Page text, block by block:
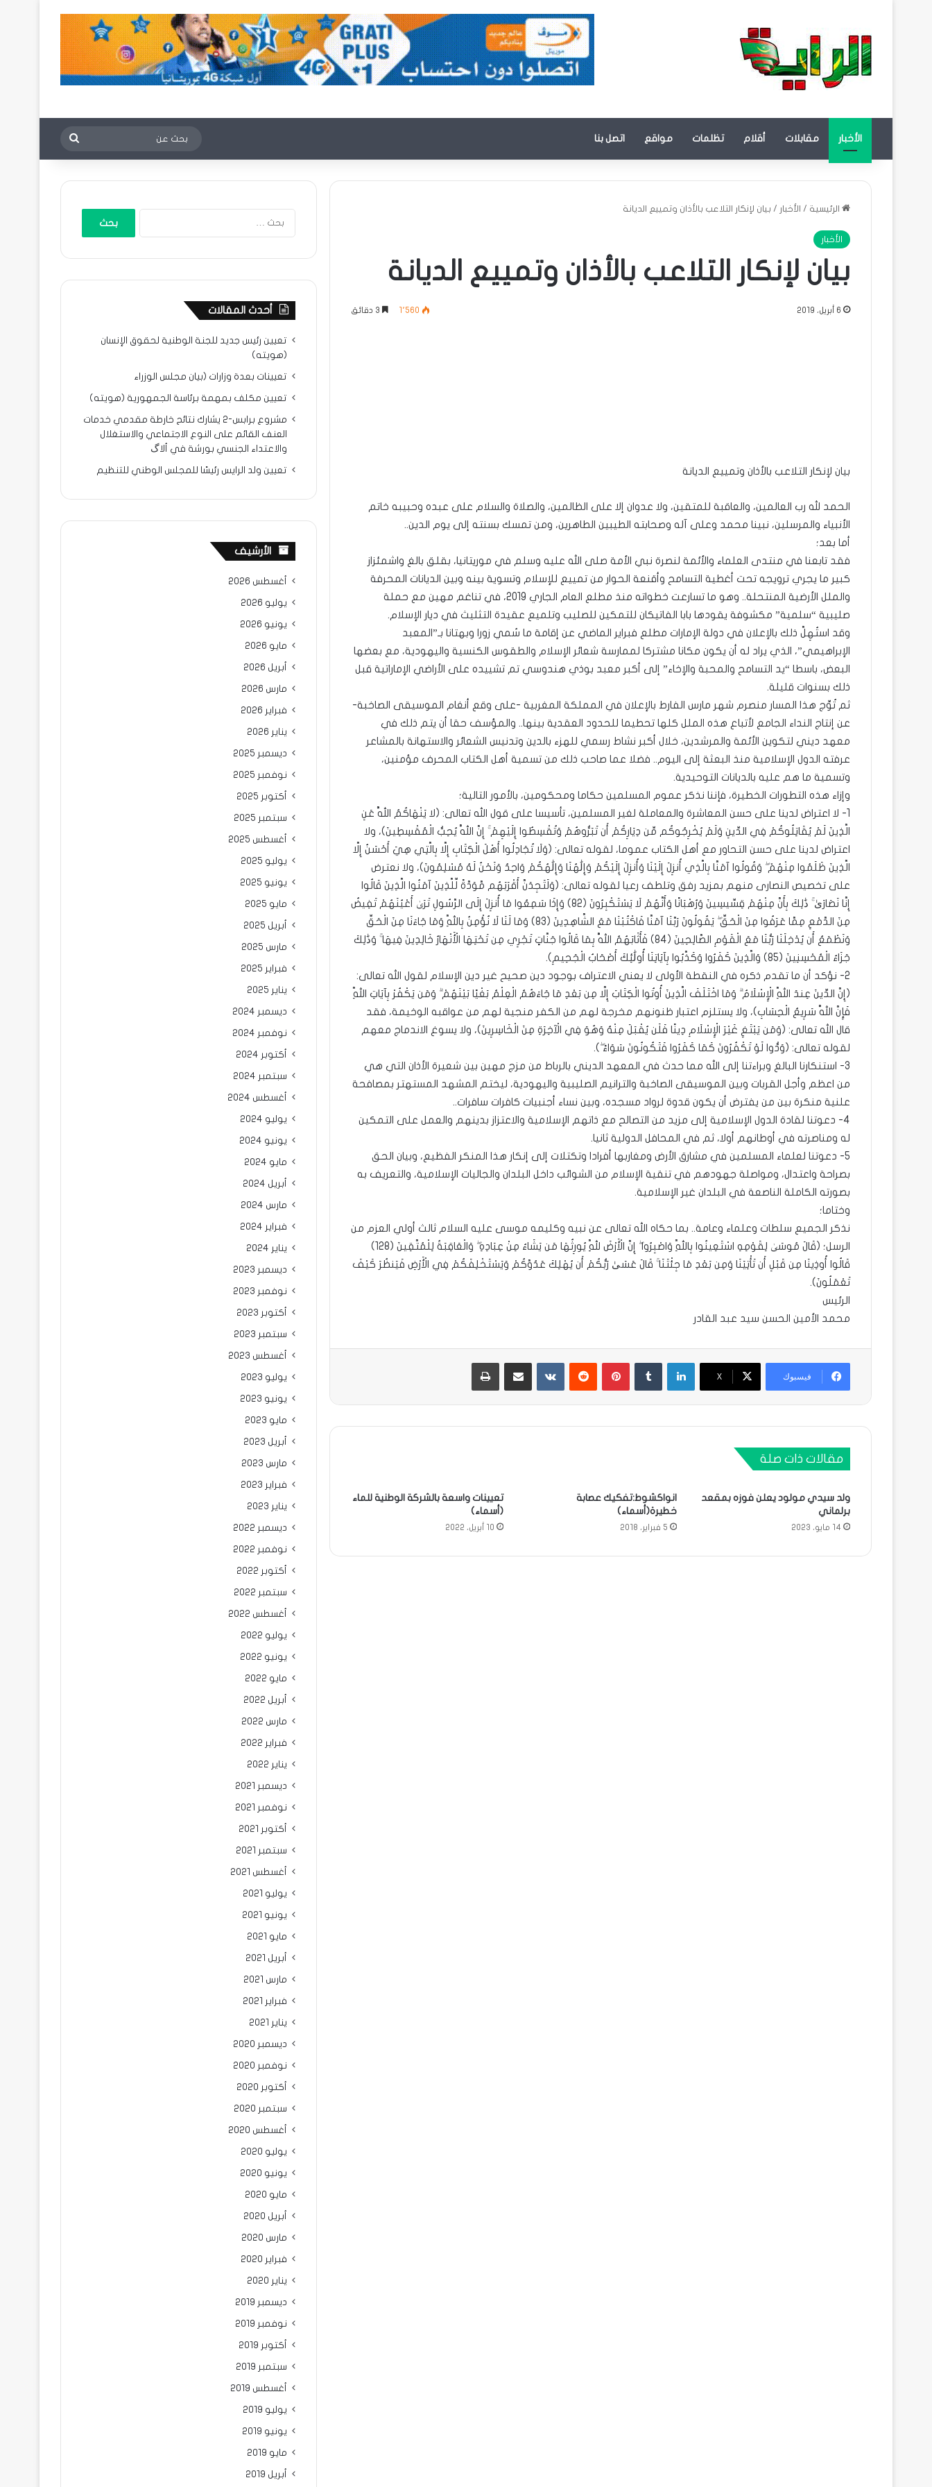
الأخبار مقابلات أقلام تظلمات مواقع اتصل بنا بحث
عن
الرئيسية / الأخبار / بيان لإنكار التلاعب بالأذان وتمييع الديانة
الأخبار
بيان لإنكار التلاعب بالأذان وتمييع الديانة
6 أبريل، 2019 1٬560
بيان لإنكار التلاعب بالأذان وتمييع الديانة
الحمد لله رب العالمين، والعاقبة للمتقين، ولا عدوان إلا على الظالمين، والصلاة والسلام على عبده وحبيبه خاتم
الأنبياء والمرسلين، نبينا محمد وعلى آله وصحابته الطيبين الطاهرين، ومن تمسك بسنته إلى يوم الدين..
أما بعد؛
فقد تابعنا في منتدى العلماء والأئمة لنصرة نبي الأمة صلى الله عليه وسلم في موريتانيا، بقلق بالغ واشمئزاز
كبير ما يجري ترويجه تحت أغطية التسامح وأقنعة الحوار من تمييع للإسلام وتسوية بينه وبين الديانات المحرفة
والملل الأرضية المنتحلة.. وهو ما تسارعت خطواته منذ مطلع العام الجاري 2019، في تناغم مهين مع حملة
صليبية “سلمية” مكشوفة يقودها بابا الفاتيكان للتمكين للصليب وتلميع عقيدة التثليث في ديار الإسلام.
وقد استُهِلَّ ذلك بالإعلان في دولة الإمارات مطلع فبراير الماضي عن إقامة ما سُمي زورا وبهتانا بـ”المعبد
الإبراهيمي”، الذي يراد له أن يكون مكانا مشتركا لممارسة شعائر الإسلام والطقوس الكنسية واليهودية، مع بعضها
البعض، باسطا “يد التسامح والمحبة والإخاء” إلى أكبر معبد بوذي هندوسي تم تشييده على الأراضي الإماراتية قبل
ذلك بسنوات قليلة.
ثم تُوِّج هذا المسار منصرم شهر مارس الفارط بالإعلان في المملكة المغربية -على وقع أنغام الموسيقى الصاخبة-
عن إنتاج النداء الجامع لأتباع هذه الملل كلها تحطيما للحدود العقدية بينها.. والمؤسف حقا أن يتم ذلك في
معهد ديني لتكوين الأئمة والمرشدين، خلال أكبر نشاط رسمي للهزء بالدين وتدنيس الشعائر والاستهانة بالمشاعر
عرفته الدول الإسلامية منذ البعثة إلى اليوم.. فضلا عما صاحب ذلك من تسمية أهل الكتاب المحرف مؤمنين،
وتسمية ما هم عليه بالديانات التوحيدية.
وإزاء هذه التطورات الخطيرة، فإننا نذكر عموم المسلمين حكاما ومحكومين، بالأمور التالية؛
1- لا اعتراض لدينا على حسن المعاشرة والمعاملة لغير المسلمين، تأسيسا على قول الله تعالى: (لا يَنْهَاكُمُ اللَّهُ عَنِ
الَّذِينَ لَمْ يُقَاتِلُوكُمْ فِي الدِّينِ وَلَمْ يُخْرِجُوكُم مِّن دِيَارِكُمْ أَن تَبَرُّوهُمْ وَتُقْسِطُوا إِلَيْهِمْ ۚ إِنَّ اللَّهَ يُحِبُّ الْمُقْسِطِينَ)، ولا
اعتراض لدينا على حسن التحاور مع أهل الكتاب عموما، لقوله تعالى: (وَلَا تُجَادِلُوا أَهْلَ الْكِتَابِ إِلَّا بِالَّتِي هِيَ أَحْسَنُ إِلَّا
الَّذِينَ ظَلَمُوا مِنْهُمْ ۖ وَقُولُوا آمَنَّا بِالَّذِي أُنزِلَ إِلَيْنَا وَأُنزِلَ إِلَيْكُمْ وَإِلَٰهُنَا وَإِلَٰهُكُمْ وَاحِدٌ وَنَحْنُ لَهُ مُسْلِمُونَ)، ولا نعترض
على تخصيص النصارى منهم بمزيد رفق وتلطف رعيا لقوله تعالى: (وَلَتَجِدَنَّ أَقْرَبَهُم مَّوَدَّةً لِّلَّذِينَ آمَنُوا الَّذِينَ قَالُوا
إِنَّا نَصَارَىٰ ۚ ذَٰلِكَ بِأَنَّ مِنْهُمْ قِسِّيسِينَ وَرُهْبَانًا وَأَنَّهُمْ لَا يَسْتَكْبِرُونَ (82) وَإِذَا سَمِعُوا مَا أُنزِلَ إِلَى الرَّسُولِ تَرَىٰ أَعْيُنَهُمْ تَفِيضُ
مِنَ الدَّمْعِ مِمَّا عَرَفُوا مِنَ الْحَقِّ ۖ يَقُولُونَ رَبَّنَا آمَنَّا فَاكْتُبْنَا مَعَ الشَّاهِدِينَ (83) وَمَا لَنَا لَا نُؤْمِنُ بِاللَّهِ وَمَا جَاءَنَا مِنَ الْحَقِّ
وَنَطْمَعُ أَن يُدْخِلَنَا رَبُّنَا مَعَ الْقَوْمِ الصَّالِحِينَ (84) فَأَثَابَهُمُ اللَّهُ بِمَا قَالُوا جَنَّاتٍ تَجْرِي مِن تَحْتِهَا الْأَنْهَارُ خَالِدِينَ فِيهَا ۚ وَذَٰلِكَ
جَزَاءُ الْمُحْسِنِينَ (85) وَالَّذِينَ كَفَرُوا وَكَذَّبُوا بِآيَاتِنَا أُولَٰئِكَ أَصْحَابُ الْجَحِيمِ).
2- نؤكد أن ما تقدم ذكره في النقطة الأولى لا يعني الاعتراف بوجود دين صحيح غير دين الإسلام لقول الله تعالى:
(إِنَّ الدِّينَ عِندَ اللَّهِ الْإِسْلَامُ ۗ وَمَا اخْتَلَفَ الَّذِينَ أُوتُوا الْكِتَابَ إِلَّا مِن بَعْدِ مَا جَاءَهُمُ الْعِلْمُ بَغْيًا بَيْنَهُمْ ۗ وَمَن يَكْفُرْ بِآيَاتِ اللَّهِ
فَإِنَّ اللَّهَ سَرِيعُ الْحِسَابِ)، ولا يستلزم اعتبار ظنونهم مخرجة لهم من الكفر منجية لهم من عواقبه الوخيمة، فقد
قال الله تعالى: (وَمَن يَبْتَغِ غَيْرَ الْإِسْلَامِ دِينًا فَلَن يُقْبَلَ مِنْهُ وَهُوَ فِي الْآخِرَةِ مِنَ الْخَاسِرِينَ)، ولا يسوغ الاندماج معهم
لقوله تعالى: (وَدُّوا لَوْ تَكْفُرُونَ كَمَا كَفَرُوا فَتَكُونُونَ سَوَاءً ۖ).
3- استنكارنا البالغ وبراءتنا إلى الله مما حدث في المعهد الديني بالرباط من مزج مهين بين شعيرة الأذان التي هي
من اعظم وأجل القربات وبين الموسيقى الصاخبة والترانيم الصليبية واليهودية، ليختم المشهد المستهتر بمصافحة
علنية منكرة بين من يفترض أن يكون قدوة لرواد مسجده، وبين نساء أجنبيات كافرات سافرات..
4- دعوتنا لقادة الدول الإسلامية إلى مزيد من التصالح مع ذاتهم الإسلامية والاعتزاز بدينهم والعمل على التمكين
له ومناصرته في أوطانهم أولا، ثم في المحافل الدولية ثانيا.
5- دعوتنا لعلماء المسلمين في مشارق الأرض ومغاربها أفرادا وتكتلات إلى إنكار هذا المنكر الفظيع، وبيان الحق
بصراحة واعتدال، ومواصلة جهودهم في تنقية الإسلام من الشوائب داخل البلدان والجاليات الإسلامية، والتعريف به
بصورته الكاملة الناصعة في البلدان غير الإسلامية.
وختاما؛
نذكر الجميع سلطات وعلماء وعامة.. بما حكاه الله تعالى عن نبيه وكليمه موسى عليه السلام ثالث أولي العزم من
الرسل؛ (قَالَ مُوسَىٰ لِقَوْمِهِ اسْتَعِينُوا بِاللَّهِ وَاصْبِرُوا ۖ إِنَّ الْأَرْضَ لِلَّهِ يُورِثُهَا مَن يَشَاءُ مِنْ عِبَادِهِ ۖ وَالْعَاقِبَةُ لِلْمُتَّقِينَ (128)
قَالُوا أُوذِينَا مِن قَبْلِ أَن تَأْتِيَنَا وَمِن بَعْدِ مَا جِئْتَنَا ۚ قَالَ عَسَىٰ رَبُّكُمْ أَن يُهْلِكَ عَدُوَّكُمْ وَيَسْتَخْلِفَكُمْ فِي الْأَرْضِ فَيَنظُرَ كَيْفَ
تَعْمَلُونَ).
الرئيس
محمد الأمين الحسن سيد عبد القادر
فيسبوك X
لينكدإن بينتيريست مشاركة عبر البريد طباعة
مقالات ذات صلة
ولد سيدي مولود يعلن فوزه بمقعد
برلماني
14 مايو، 2023
انواكشوط:تفكيك عصابة
خطيرة(أسماء)
5 فبراير، 2018
تعيينات واسعة بالشركة الوطنية للماء
(أسماء)
10 أبريل، 2022
أحدث المقالات
تعيين رئيس جديد للجنة الوطنية لحقوق الإنسان
(هويته)
تعيينات بعدة وزارات (بيان مجلس الوزراء
تعيين مكلف بمهمة برئاسة الجمهورية (هويته)
مشروع برابس-2 يشارك نتائح خارطة مقدمي خدمات
العنف القائم على النوع الاجتماعي والاستغلال
والاعتداء الجنسي بورشة في ألاگ
تعيين ولد الرايس رئيسًا للمجلس الوطني للتنظيم
الأرشيف
أغسطس 2026
يوليو 2026
يونيو 2026
مايو 2026
أبريل 2026
مارس 2026
فبراير 2026
يناير 2026
ديسمبر 2025
نوفمبر 2025
أكتوبر 2025
سبتمبر 2025
أغسطس 2025
يوليو 2025
يونيو 2025
مايو 2025
أبريل 2025
مارس 2025
فبراير 2025
يناير 2025
ديسمبر 2024
نوفمبر 2024
أكتوبر 2024
سبتمبر 2024
أغسطس 2024
يوليو 2024
يونيو 2024
مايو 2024
أبريل 2024
مارس 2024
فبراير 2024
يناير 2024
ديسمبر 2023
نوفمبر 2023
أكتوبر 2023
سبتمبر 2023
أغسطس 2023
يوليو 2023
يونيو 2023
مايو 2023
أبريل 2023
مارس 2023
فبراير 2023
يناير 2023
ديسمبر 2022
نوفمبر 2022
أكتوبر 2022
سبتمبر 2022
أغسطس 2022
يوليو 2022
يونيو 2022
مايو 2022
أبريل 2022
مارس 2022
فبراير 2022
يناير 2022
ديسمبر 2021
نوفمبر 2021
أكتوبر 2021
سبتمبر 2021
أغسطس 2021
يوليو 2021
يونيو 2021
مايو 2021
أبريل 2021
مارس 2021
فبراير 2021
يناير 2021
ديسمبر 2020
نوفمبر 2020
أكتوبر 2020
سبتمبر 2020
أغسطس 2020
يوليو 2020
يونيو 2020
مايو 2020
أبريل 2020
مارس 2020
فبراير 2020
يناير 2020
ديسمبر 2019
نوفمبر 2019
أكتوبر 2019
سبتمبر 2019
أغسطس 2019
يوليو 2019
يونيو 2019
مايو 2019
أبريل 2019